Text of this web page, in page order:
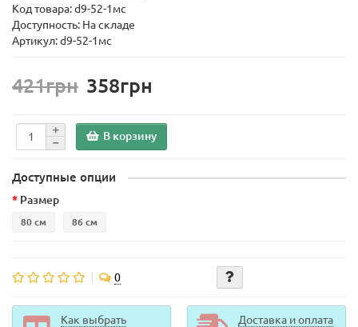
Код товара:d9-52-1мс
Доступность: На складе
Артикул: d9-52-1мс
421грн 358грн
В корзину
Доступные опции
Размер
80 см 86 см
0
Как выбрать
Доставка и оплата